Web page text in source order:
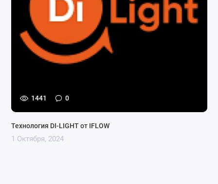
1441 0
Технология DI-LIGHT от IFLOW
1 Октября, 2024